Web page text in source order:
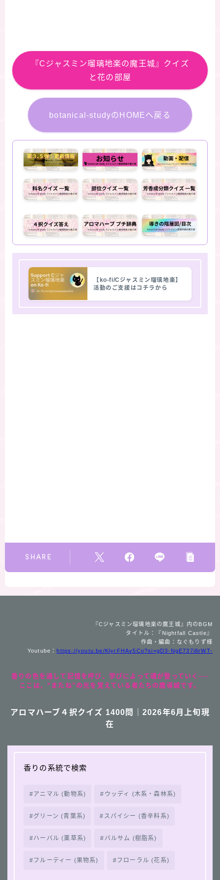
『Cジャスミン瑠璃地楽の魔王城』クイズ
と花の部屋
botanical-studyのHOMEへ戻る
【ko-fi/Cジャスミン瑠璃地楽】
活動のご支援はコチラから
SHARE
『Cジャスミン瑠璃地楽の魔王城』内のBGM
タイトル：『Nightfall Castle』
作曲・編曲：なぐもりず様
Youtube：https://youtu.be/KlyrFHAv5Co?si=gD3-NgE737i8rWT-
香りの色を通して記憶を呼び、学びによって魂が整っていく──
ここは、“またね”の光を覚えている者たちの魔導城です。
アロマハーブ４択クイズ 1400問｜2026年6月上旬現
在
香りの系統で検索
アニマル (動物系) ウッディ (木系・森林系)
グリーン (青葉系) スパイシー (香辛料系)
ハーバル (薬草系) バルサム (樹脂系)
フルーティー (果物系) フローラル (花系)